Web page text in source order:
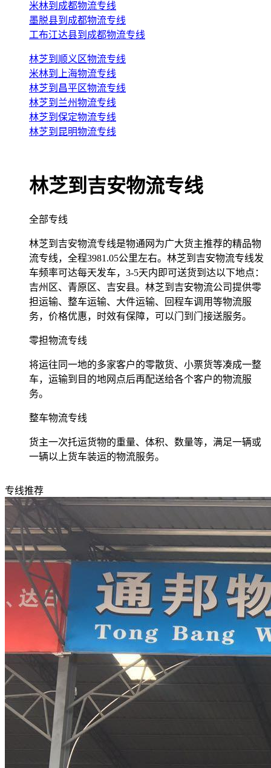
米林到成都物流专线
墨脱县到成都物流专线
工布江达县到成都物流专线
林芝到顺义区物流专线
米林到上海物流专线
林芝到昌平区物流专线
林芝到兰州物流专线
林芝到保定物流专线
林芝到昆明物流专线
林芝到吉安物流专线
全部专线
林芝到吉安物流专线是物通网为广大货主推荐的精品物
流专线，全程3981.05公里左右。林芝到吉安物流专线发
车频率可达每天发车，3-5天内即可送货到达以下地点：
吉州区、青原区、吉安县。林芝到吉安物流公司提供零
担运输、整车运输、大件运输、回程车调用等物流服
务，价格优惠，时效有保障，可以门到门接送服务。
零担物流专线
将运往同一地的多家客户的零散货、小票货等凑成一整
车，运输到目的地网点后再配送给各个客户的物流服
务。
整车物流专线
货主一次托运货物的重量、体积、数量等，满足一辆或
一辆以上货车装运的物流服务。
专线推荐